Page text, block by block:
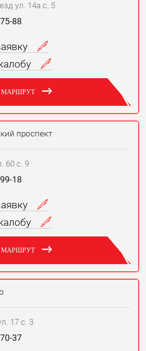
ул. 14а с. 5
88
МАРШРУТ
проспект
60 с. 9
18
МАРШРУТ
17 с. 3
37